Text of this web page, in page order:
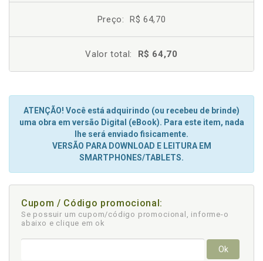
Preço: R$ 64,70
Valor total: R$ 64,70
ATENÇÃO! Você está adquirindo (ou recebeu de brinde)
uma obra em versão Digital (eBook). Para este item, nada
lhe será enviado fisicamente.
VERSÃO PARA DOWNLOAD E LEITURA EM
SMARTPHONES/TABLETS.
Cupom / Código promocional:
Se possuir um cupom/código promocional, informe-o
abaixo e clique em ok
Ok